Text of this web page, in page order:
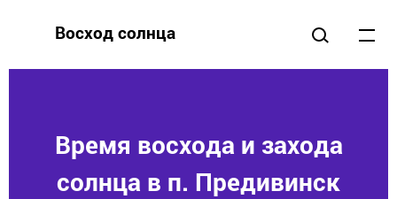
Восход солнца
Время восхода и захода
солнца в п. Предивинск